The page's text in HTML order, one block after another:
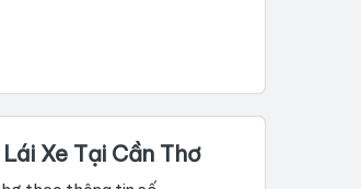
Xe Tại Cần Thơ